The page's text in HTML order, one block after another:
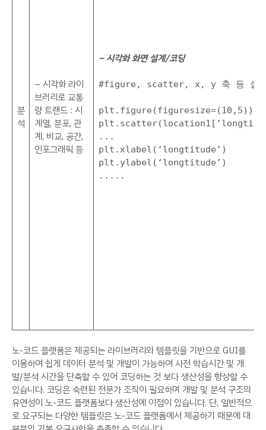
분
석
– 시각화 라이
브러리로 교통
량 트랜드 : 시
계열, 분포, 관
계, 비교, 공간,
인포그래픽 등
– 시각화 화면 설계/코딩
#figure, scatter, x, y 축 등 설
plt.figure(figuresize=(10,5))
...
plt.xlabel(‘longtitude’)
plt.ylabel(‘longtitude’)
.....
노-코드 플랫폼은 제공되는 라이브러리와 템플릿을 기반으로 GUI를
이용하여 쉽게 데이터 분석 및 개발이 가능하여 사전 학습시간 및 개
발/분석 시간을 단축할 수 있어 코딩하는 것 보다 생산성을 향상할 수
있습니다. 코딩은 숙련된 전문가 조직이 필요하며 개발 및 분석 구조의
유연성이 노-코드 플랫폼보다 생산성에 이점이 있습니다. 단, 일반적으
로 요구되는 다양한 템플릿은 노-코드 플랫폼에서 제공하기 때문에 대